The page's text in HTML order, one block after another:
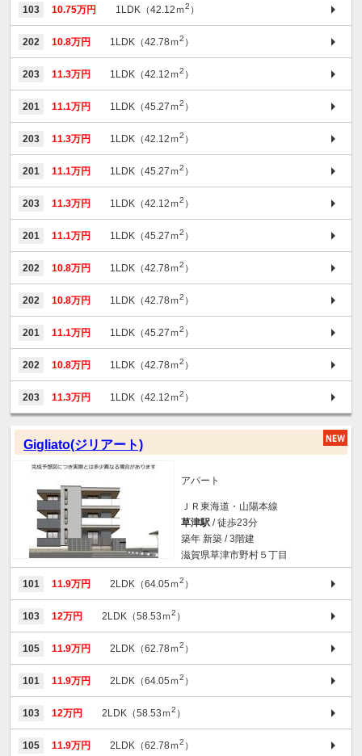
103 10.75万円 1LDK（42.12ｍ2 ）
202 10.8万円 1LDK（42.78ｍ2 ）
203 11.3万円 1LDK（42.12ｍ2 ）
201 11.1万円 1LDK（45.27ｍ2 ）
203 11.3万円 1LDK（42.12ｍ2 ）
201 11.1万円 1LDK（45.27ｍ2 ）
203 11.3万円 1LDK（42.12ｍ2 ）
201 11.1万円 1LDK（45.27ｍ2 ）
202 10.8万円 1LDK（42.78ｍ2 ）
202 10.8万円 1LDK（42.78ｍ2 ）
201 11.1万円 1LDK（45.27ｍ2 ）
202 10.8万円 1LDK（42.78ｍ2 ）
203 11.3万円 1LDK（42.12ｍ2 ）
Gigliato(ジリアート)
アパート
ＪＲ東海道・山陽本線
草津駅 / 徒歩23分
築年 新築 / 3階建
滋賀県草津市野村５丁目
101 11.9万円 2LDK（64.05ｍ2 ）
103 12万円 2LDK（58.53ｍ2 ）
105 11.9万円 2LDK（62.78ｍ2 ）
101 11.9万円 2LDK（64.05ｍ2 ）
103 12万円 2LDK（58.53ｍ2 ）
105 11.9万円 2LDK（62.78ｍ2 ）